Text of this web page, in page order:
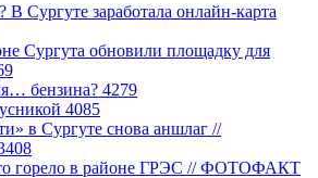
В Сургуте заработала онлайн-карта
Сургута обновили площадку для
бензина? 4279
4085
в Сургуте снова аншлаг //
горело в районе ГРЭС // ФОТОФАКТ